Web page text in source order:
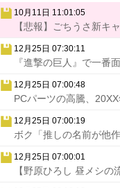
10月11日 11:01:05
【悲報】ごちうさ新キ
12月25日 07:30:11
『進撃の巨人』で一番
12月25日 07:00:48
PCパーツの高騰、
12月25日 07:00:19
ボク「推しの名前が他
12月25日 07:00:01
【野原ひろし 昼メシの